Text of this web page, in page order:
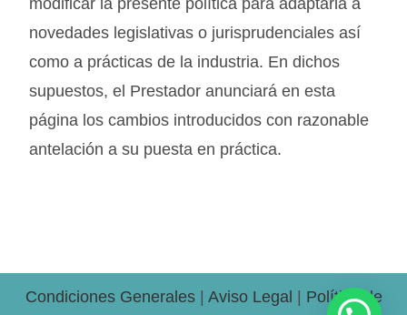
modificar la presente política para adaptarla a
novedades legislativas o jurisprudenciales así
como a prácticas de la industria. En dichos
supuestos, el Prestador anunciará en esta
página los cambios introducidos con razonable
antelación a su puesta en práctica.
Condiciones Generales| Aviso Legal Política de